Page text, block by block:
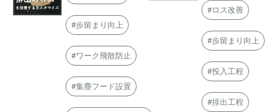
#歩留まり向上
#ワーク飛散防止
#集塵フード設置
#ロス改善
#歩留まり向上
#投入工程
#排出工程